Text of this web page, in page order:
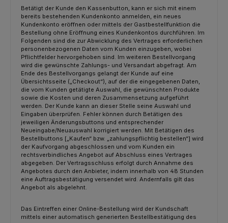
Betätigt der Kunde den Kassenbutton, kann er sich mit einem
bereits bestehenden Kundenkonto anmelden, ein neues
Kundenkonto eröffnen oder mittels der Gastbestellfunktion die
Bestellung ohne Eröffnung eines Kundenkontos durchführen. Im
Folgenden sind die zur Abwicklung des Vertrages erforderlichen
personenbezogenen Daten vom Kunden einzugeben, wobei
Pflichtfelder hervorgehoben sind. Im weiteren Bestellvorgang
wird die gewünschte Zahlungs- und Versandart abgefragt. Am
Ende des Bestellvorgangs gelangt der Kunde auf eine
Übersichtsseite („Checkout“), auf der die eingegebenen Daten,
die vom Kunden getätigte Auswahl, die gewünschten Produkte
sowie die Kosten und deren Zusammensetzung aufgeführt
werden. Der Kunde kann an dieser Stelle seine Auswahl und
Eingaben überprüfen. Fehler können durch Betätigen des
jeweiligen Änderungsbuttons und entsprechender
Neueingabe/Neuauswahl korrigiert werden. Mit Betätigen des
Bestellbuttons [„Kaufen“ bzw. „zahlungspflichtig bestellen“] wird
der Kaufvorgang abgeschlossen und vom Kunden ein
rechtsverbindliches Angebot auf Abschluss eines Vertrages
abgegeben. Der Vertragsschluss erfolgt durch Annahme des
Angebotes durch den Anbieter, indem innerhalb von 48 Stunden
eine Auftragsbestätigung versendet wird. Andernfalls gilt das
Angebot als abgelehnt.
Das Eintreffen einer Online-Bestellung wird der Kundschaft
mittels einer automatisch generierten Bestellbestätigung des